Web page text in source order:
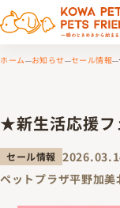
ホーム お知らせ セール情報
★新生活応援
セール情報
ペットプラザ平野加美